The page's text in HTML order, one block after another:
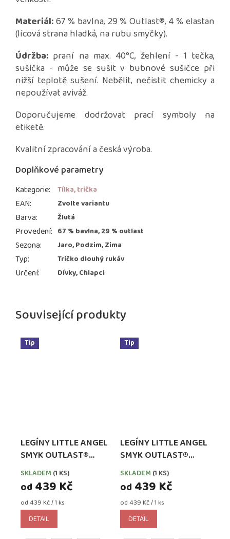
Související produkty
Tip
LEGÍNY LITTLE ANGEL
SMYK OUTLAST®
ŠEDÝ MELÍR
SKLADEM (1 KS)
od 439 Kč
Měrná
cena:
od 439 Kč / 1 ks
DETAIL
Tip
LEGÍNY LITTLE ANGEL
SMYK OUTLAST®
ČERNÉ
SKLADEM (1 KS)
od 439 Kč
Měrná
cena:
od 439 Kč / 1 ks
DETAIL
Materiál:67 % bavlna, 29 % Outlast®, 4 % elastan
(lícová strana hladká, na rubu smyčky).
Údržba: praní na max. 40°C, žehlení - 1 tečka,
sušička - může se sušit v bubnové sušičce při
nižší teplotě sušení. Nebělit, nečistit chemicky a
nepoužívat aviváž.
Doporučujeme dodržovat prací symboly na
etiketě.
Kvalitní zpracování a česká výroba.
Doplňkové parametry
Kategorie: Tílka, trička
EAN: Zvolte variantu
Barva: Žlutá
Provedení: 67 % bavlna, 29 % outlast
Sezona: Jaro, Podzim, Zima
Typ: Tričko dlouhý rukáv
Určení: Dívky, Chlapci